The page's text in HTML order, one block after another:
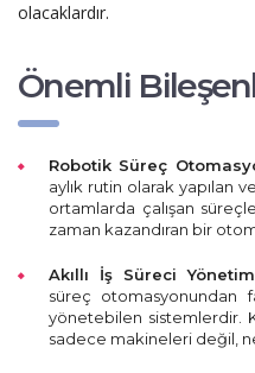
olacaklardır.
Önemli
Robotik Süreç
aylık rutin olarak yapılan
ortamlarda çalışan
zaman kazandıran bir
Akıllı İş Süreci
süreç otomasyonundan
yönetebilen sistemlerdir.
sadece makineleri değil,